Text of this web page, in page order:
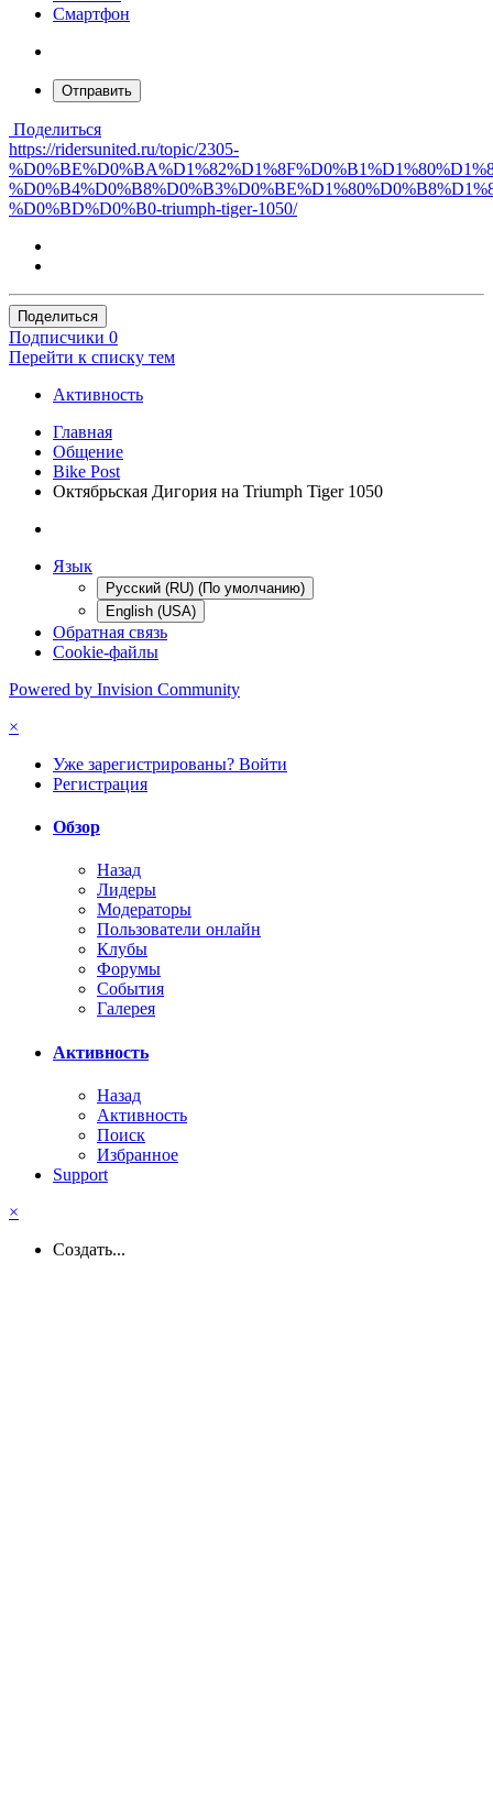
Смартфон
Отправить
Поделиться
https://ridersunited.ru/topic/2305-
%D0%BD%D0%B0-triumph-tiger-1050/
Поделиться
Подписчики 0
Перейти к списку тем
Активность
Главная
Общение
Bike Post
Октябрьская Дигория на Triumph Tiger 1050
Язык
Русский (RU) (По умолчанию)
English (USA)
Обратная связь
Cookie-файлы
Powered by Invision Community
×
Уже зарегистрированы? Войти
Регистрация
Обзор
Назад
Лидеры
Модераторы
Пользователи онлайн
Клубы
Форумы
События
Галерея
Активность
Назад
Активность
Поиск
Избранное
Support
×
Создать...